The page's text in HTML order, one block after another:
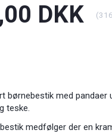
DKK (
børnebestik med
teske.
medfølger der en